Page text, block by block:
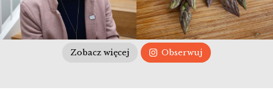
Zobacz więcej Obserwuj